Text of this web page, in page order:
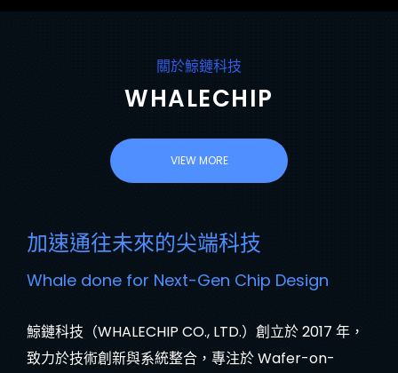
關於鯨鏈科技
WHALECHIP
VIEW MORE
加速通往未來的尖端科技
Whale done for Next-Gen Chip Design
鯨鏈科技（WHALECHIP CO., LTD.）創立於 2017 年，
致力於技術創新與系統整合，專注於 Wafer-on-